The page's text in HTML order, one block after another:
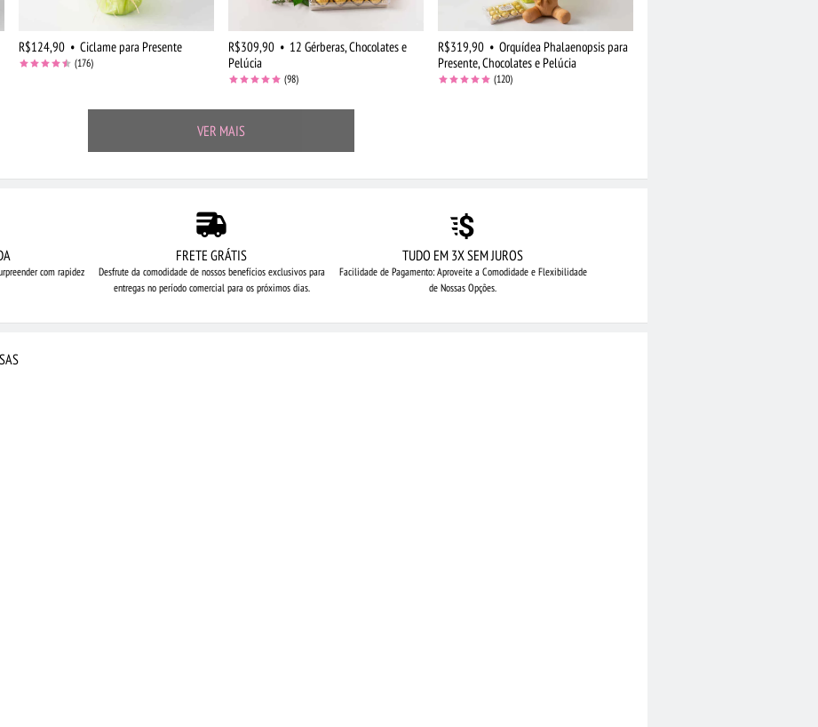
R$124,90 • Ciclame para Presente
(176)
R$309,90 • 12 Gérberas, Chocolates e
Pelúcia
(98)
R$319,90 • Orquídea Phalaenopsis para
Presente, Chocolates e Pelúcia
(120)
VER MAIS
com rapidez
FRETE GRÁTIS
Desfrute da comodidade de nossosbenefícios exclusivos para
entregas no período comercial para os próximos dias.
TUDO EM 3X SEM JUROS
Facilidade de Pagamento: Aproveitea Comodidade e Flexibilidade
de Nossas Opções.